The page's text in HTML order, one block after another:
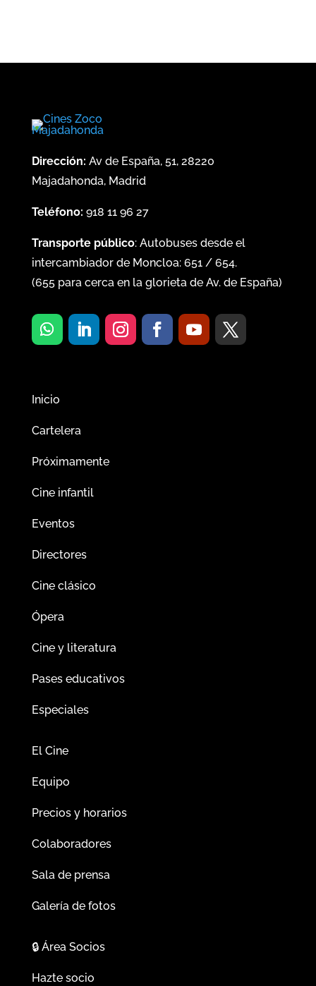
Dirección: Av de España, 51, 28220
Majadahonda, Madrid
Teléfono: 918 11 96 27
Transporte público: Autobuses desde el
intercambiador de Moncloa: 651/ 654.
(655para cerca en la glorieta de Av. de España)
Inicio
Cartelera
Próximamente
Cine infantil
Eventos
Directores
Cine clásico
Ópera
Cine y literatura
Pases educativos
Especiales
El Cine
Equipo
Precios y horarios
Colaboradores
Sala de prensa
Galería de fotos
🔒Área Socios
Hazte socio